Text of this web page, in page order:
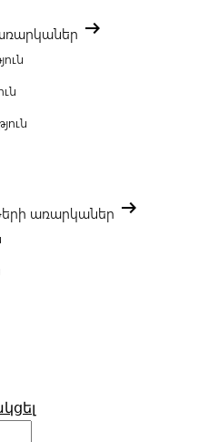
arrow_right_alt
առարկաներ arrow_right_alt